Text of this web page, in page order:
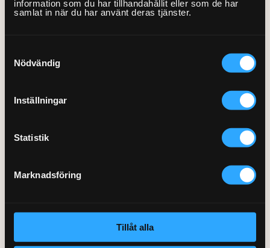
information som du har tillhandahållit eller som de har
samlat in när du har använt deras tjänster.
Nödvändig
Inställningar
Statistik
Marknadsföring
Tillåt alla
Utomhusinstallationer
Vanliga frågor
Fakta om RUT- och ROT-avdraget
Våra partners
Bolag med faktura
0770-220 720